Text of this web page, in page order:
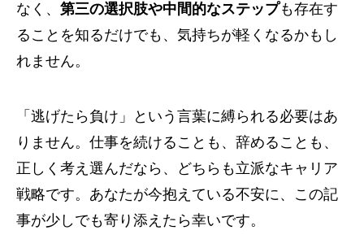
なく、 第三の選択肢や中間的なステップも存在す
ることを知るだけでも、気持ちが軽くなるかもし
れません。
「逃げたら負け」という言葉に縛られる必要はあ
りません。仕事を続けることも、辞めることも、
正しく考え選んだなら、どちらも立派なキャリア
戦略です。あなたが今抱えている不安に、この記
事が少しでも寄り添えたら幸いです。